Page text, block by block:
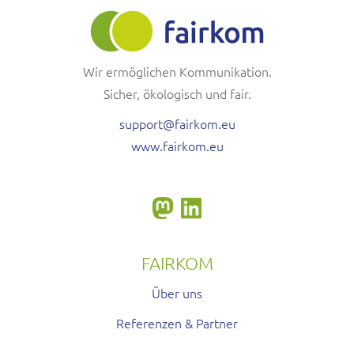
Wir ermöglichen Kommunikation.
Sicher, ökologisch und fair.
support@fairkom.eu
www.fairkom.eu
FAIRKOM
Über uns
Referenzen & Partner